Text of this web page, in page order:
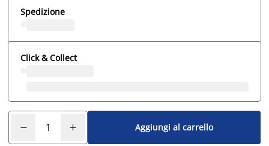
Spedizione
Click & Collect
Aggiungi al carrello